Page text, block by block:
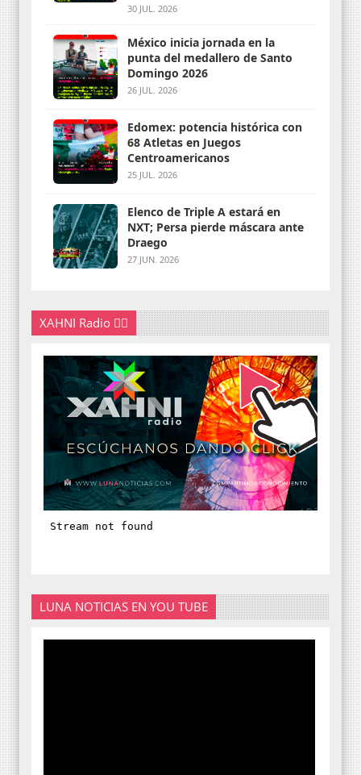
30 JUL. 2026
México inicia jornada en la
punta del medallero de Santo
Domingo 2026
26 JUL. 2026
Edomex: potencia histórica con
68 Atletas en Juegos
Centroamericanos
25 JUL. 2026
Elenco de Triple A estará en
NXT; Persa pierde máscara ante
Draego
27 JUN. 2026
XAHNI Radio 👇🏽
LUNA NOTICIAS EN YOU TUBE